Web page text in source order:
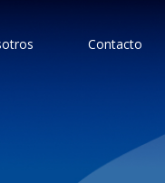
Contacto